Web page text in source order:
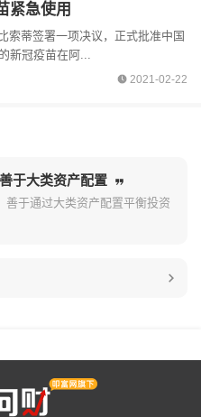
紧急使用
索蒂签署一项决议，正式批准中国
新冠疫苗在阿...
2021-02-22
于大类资产配置
善于通过大类资产配置平衡投资